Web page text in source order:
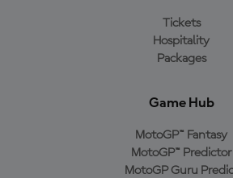
Tickets
Hospitality
Packages
Game Hub
MotoGP™ Fantasy
MotoGP™ Predictor
MotoGP Guru